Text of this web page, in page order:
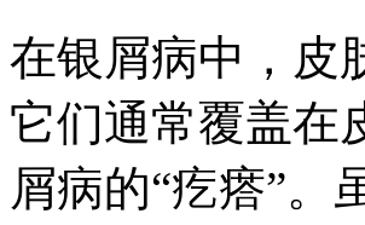
在银屑病中，皮
它们通常覆盖在
屑病的“疙瘩”。